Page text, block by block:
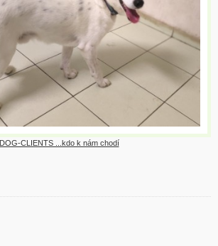
DOG-CLIENTS ...kdo k nám chodí